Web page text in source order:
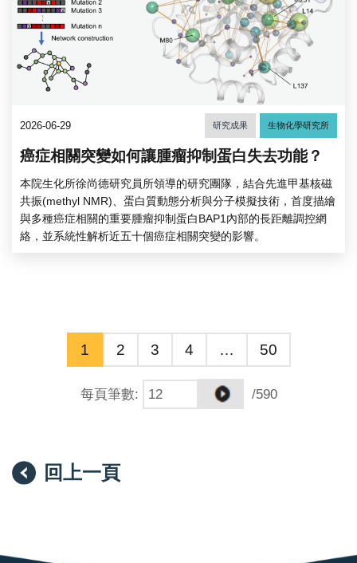
2026-06-29 研究成果 生物化學研究所
癌症相關突變如何讓腫瘤抑制蛋白失去功能？
本院生化所徐尚德研究員所領導的研究團隊，結合先進甲基核磁
共振(methyl NMR)、蛋白質動態分析與分子模擬技術，首度描繪
與多種癌症相關的重要腫瘤抑制蛋白BAP1內部的長距離調控網
絡，並系統性解析近五十個癌症相關突變的影響。
1 2 3 4 … 50
每頁筆數: /590
回上一頁